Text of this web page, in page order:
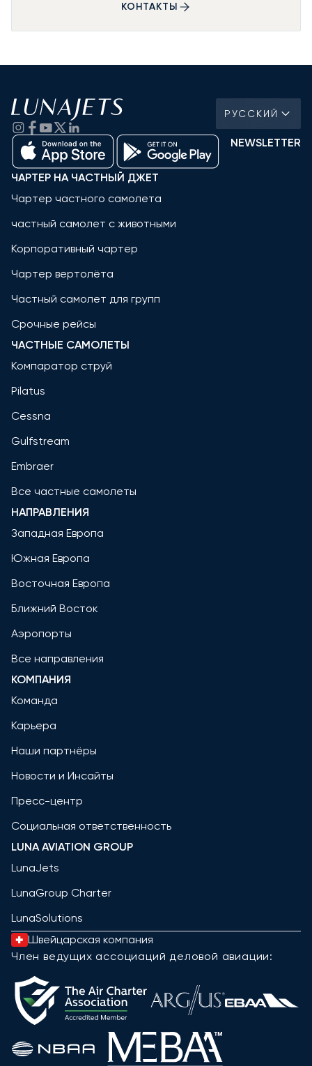
КОНТАКТЫ
РУССКИЙ
NEWSLETTER
ЧАРТЕР НА ЧАСТНЫЙ ДЖЕТ
Чартер частного самолета
частный самолет с животными
Корпоративный чартер
Чартер вертолёта
Частный самолет для групп
Срочные рейсы
ЧАСТНЫЕ САМОЛЕТЫ
Компаратор струй
Pilatus
Cessna
Gulfstream
Embraer
Все частные самолеты
НАПРАВЛЕНИЯ
Западная Европа
Южная Европа
Восточная Европа
Ближний Восток
Аэропорты
Все направления
КОМПАНИЯ
Команда
Карьера
Наши партнёры
Новости и Инсайты
Пресс-центр
Социальная ответственность
LUNA AVIATION GROUP
LunaJets
LunaGroup Charter
LunaSolutions
Швейцарская компания
Член ведущих ассоциаций деловой авиации: